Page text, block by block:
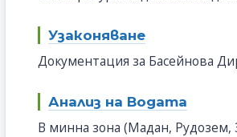
Узаконяване
Документация за Басейнова
Анализ на Водата
В минна зона (Мадан, Рудозем,